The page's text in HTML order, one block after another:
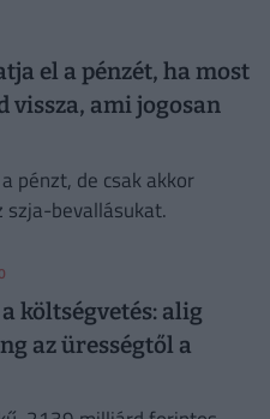
el a pénzét, ha most
vissza, ami jogosan
pénzt, de csak akkor
szja-bevallásukat.
költségvetés: alig
az ürességtől a